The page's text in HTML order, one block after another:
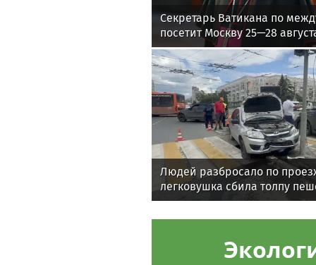
Секретарь Ватикана по
посетит Москву 25—28
Людей разбросало по
легковушка сбила толпу